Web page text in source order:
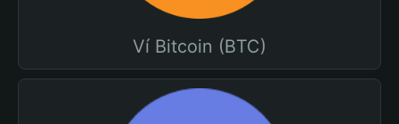
Ví Bitcoin (BTC)